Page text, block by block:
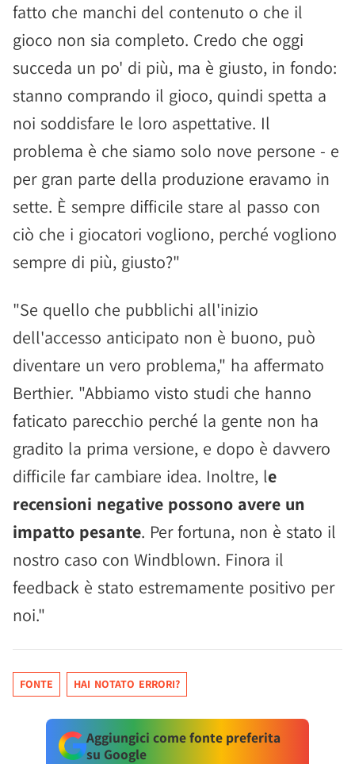
fatto che manchi del contenuto o che il
gioco non sia completo. Credo che oggi
succeda un po' di più, ma è giusto, in fondo:
stanno comprando il gioco, quindi spetta a
noi soddisfare le loro aspettative. Il
problema è che siamo solo nove persone - e
per gran parte della produzione eravamo in
sette. È sempre difficile stare al passo con
ciò che i giocatori vogliono, perché vogliono
sempre di più, giusto?"
"Se quello che pubblichi all'inizio
dell'accesso anticipato non è buono, può
diventare un vero problema," ha affermato
Berthier. "Abbiamo visto studi che hanno
faticato parecchio perché la gente non ha
gradito la prima versione, e dopo è davvero
difficile far cambiare idea. Inoltre, le
recensioni negative possono avere un
impatto pesante. Per fortuna, non è stato il
nostro caso con Windblown. Finora il
feedback è stato estremamente positivo per
noi."
FONTE HAI NOTATO ERRORI?
Aggiungici come fonte preferita
su Google